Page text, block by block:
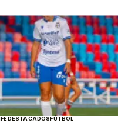
DESTACADOS FÚTBOL